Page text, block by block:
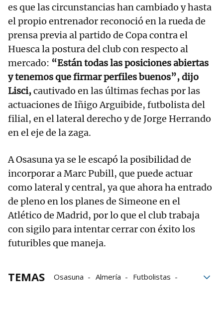
es que las circunstancias han cambiado y hasta
el propio entrenador reconoció en la rueda de
prensa previa al partido de Copa contra el
Huesca la postura del club con respecto al
mercado: “Están todas las posiciones abiertas
y tenemos que firmar perfiles buenos”, dijo
Lisci,cautivado en las últimas fechas por las
actuaciones de Iñigo Arguibide, futbolista del
filial, en el lateral derecho y de Jorge Herrando
en el eje de la zaga.
A Osasuna ya se le escapó la posibilidad de
incorporar a Marc Pubill, que puede actuar
como lateral y central, ya que ahora ha entrado
de pleno en los planes de Simeone en el
Atlético de Madrid, por lo que el club trabaja
con sigilo para intentar cerrar con éxito los
futuribles que maneja.
TEMAS Osasuna Almería
Futbolistas